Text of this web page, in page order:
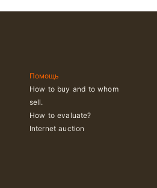
Помощь
How to buy and to whom
sell.
How to evaluate?
Internet auction